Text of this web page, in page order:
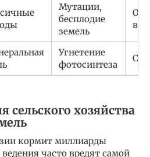
Мутации,
бесплодие
земель
Угнетение
фотосинтеза
хозяйства
кормит миллиарды
часто вредят самой